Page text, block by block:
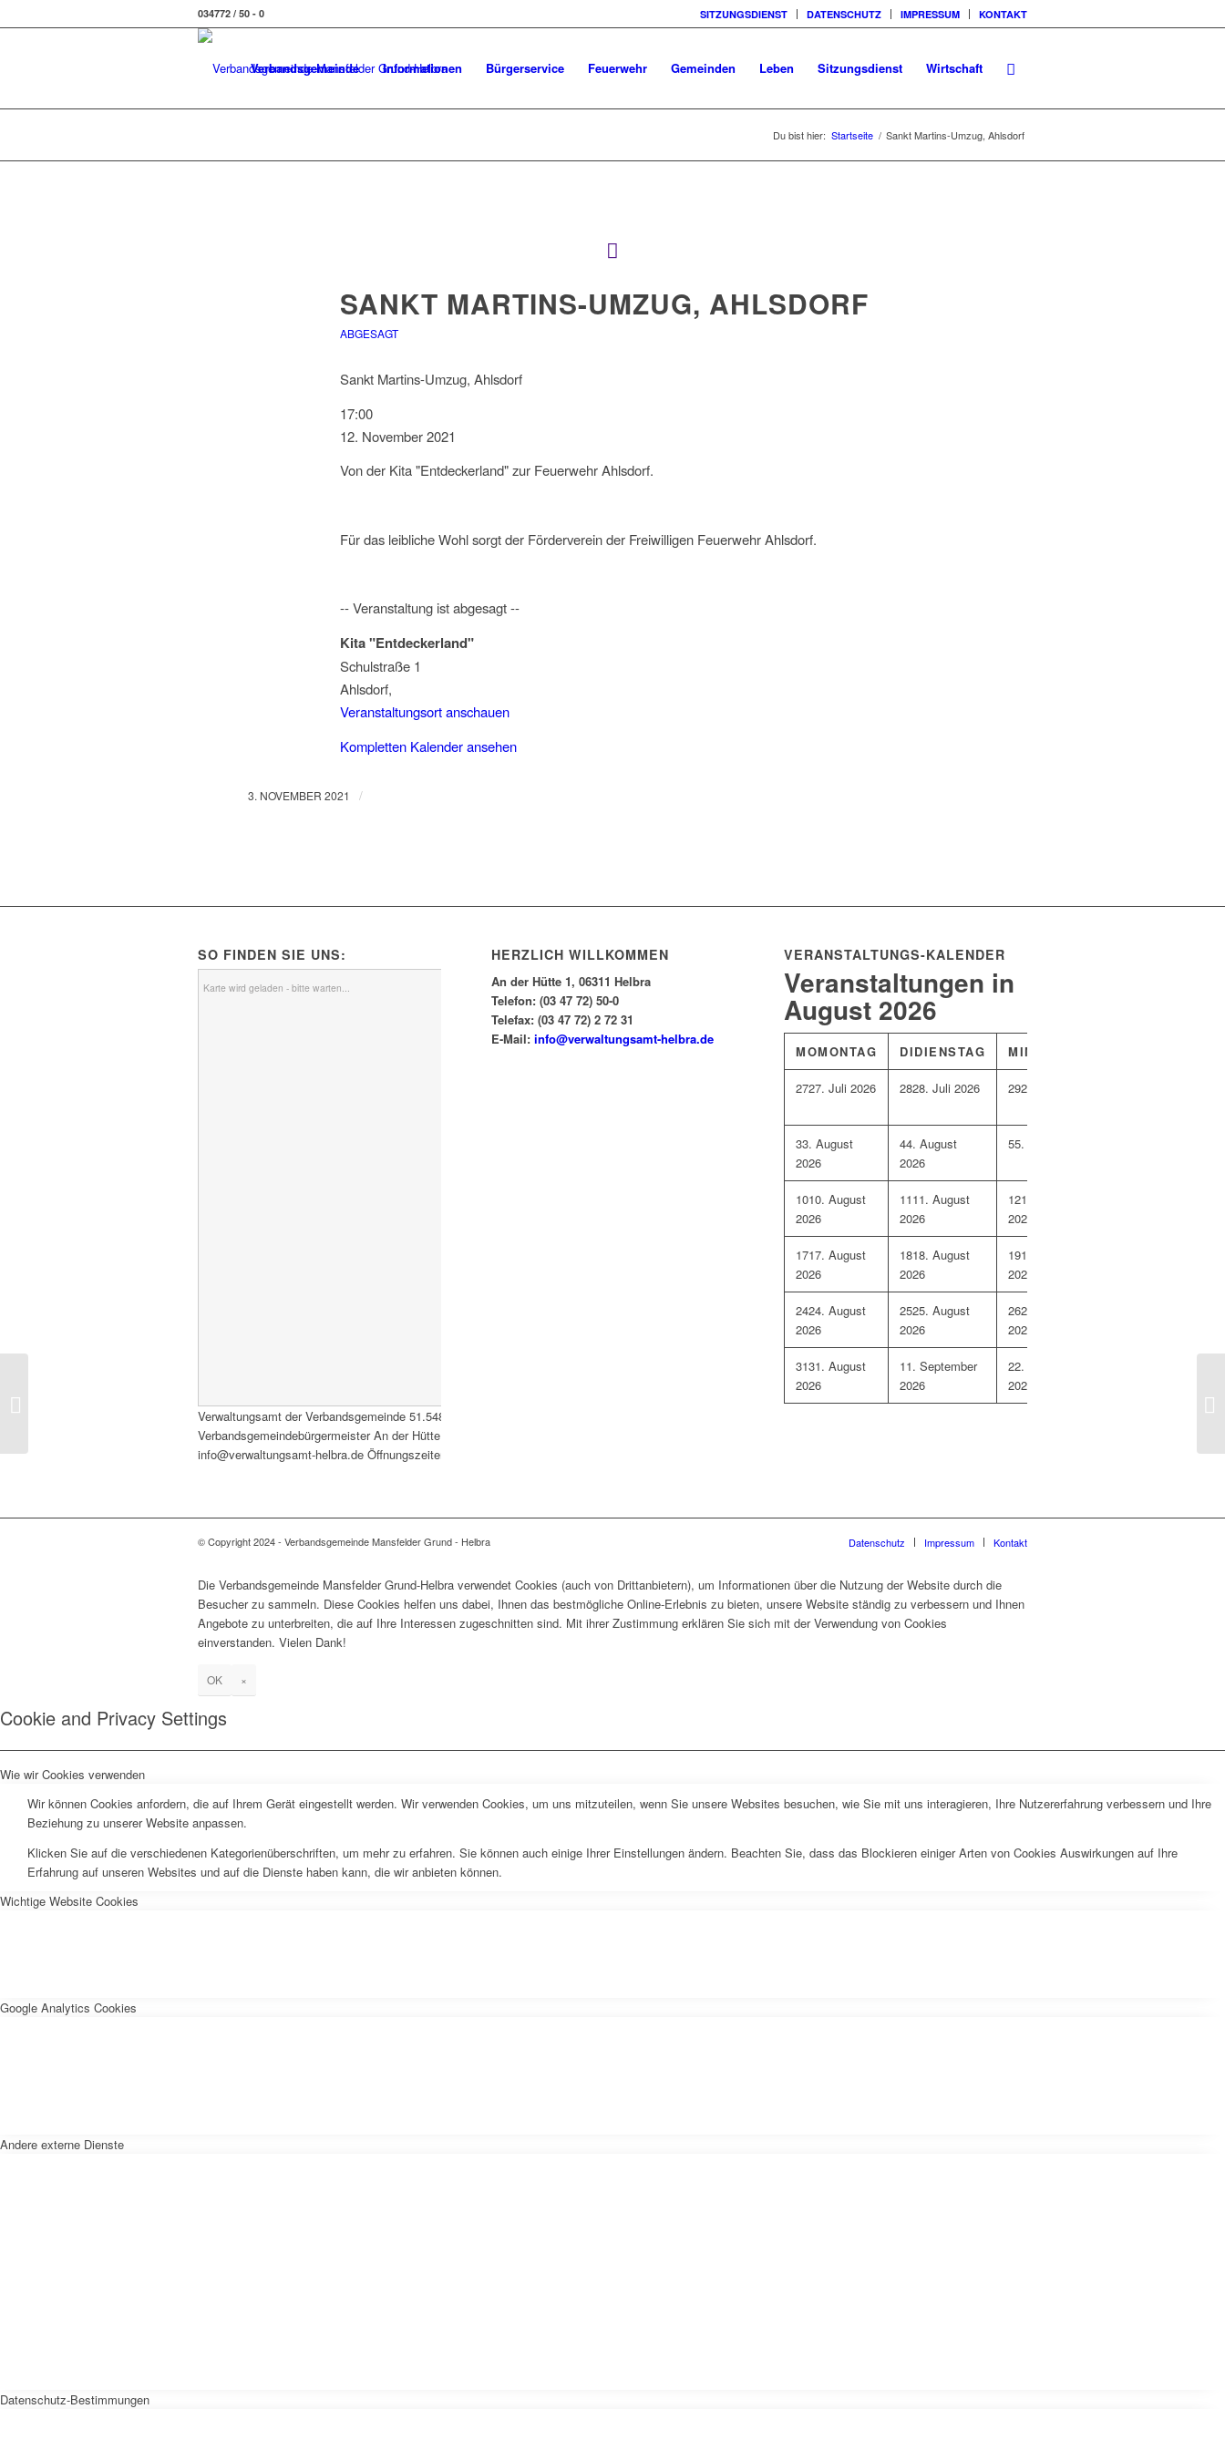
SITZUNGSDIENST DATENSCHUTZ IMPRESSUM KONTAKT
034772 / 50 - 0
Verbandsgemeinde Informationen Bürgerservice Feuerwehr Gemeinden Leben Sitzungsdienst Wirtschaft
Du bist hier: Startseite / Sankt Martins-Umzug, Ahlsdorf
SANKT MARTINS-UMZUG, AHLSDORF
ABGESAGT
Sankt Martins-Umzug, Ahlsdorf
17:00
12. November 2021
Von der Kita "Entdeckerland" zur Feuerwehr Ahlsdorf.
Für das leibliche Wohl sorgt der Förderverein der Freiwilligen Feuerwehr Ahlsdorf.
-- Veranstaltung ist abgesagt --
Kita "Entdeckerland"
Schulstraße 1
Ahlsdorf,
Veranstaltungsort anschauen
Kompletten Kalender ansehen
3. NOVEMBER 2021 /
SO FINDEN SIE UNS:
Karte wird geladen - bitte warten...
Verwaltungsamt der Verbandsgemeinde 51.548177
Verbandsgemeindebürgermeister An der Hütte 1 06311 Helbra Tel.: 034772/ 50-0 E-Mail:
info@verwaltungsamt-helbra.de Öffnungszeiten: Siehe Startseite
HERZLICH WILLKOMMEN
An der Hütte 1, 06311 Helbra
Telefon: (03 47 72) 50-0
Telefax: (03 47 72) 2 72 31
E-Mail: info@verwaltungsamt-helbra.de
VERANSTALTUNGS-KALENDER
Veranstaltungen in
August 2026
MOMONTAG DIDIENSTAG MIMITTWOCH
2727. Juli 2026 2828. Juli 2026 2929. Juli 2026
33. August
2026
44. August
2026
55. August 2026
1010. August
2026
1111. August
2026
1212. August
2026
1717. August
2026
1818. August
2026
1919. August
2026
2424. August
2026
2525. August
2026
2626. August
2026
3131. August
2026
11. September
2026
22. September
2026
© Copyright 2024 - Verbandsgemeinde Mansfelder Grund - Helbra Datenschutz Impressum Kontakt
Herbstkonzert, Klostermansfeld
Die Verbandsgemeinde Mansfelder Grund-Helbra verwendet Cookies (auch von Drittanbietern), um Informationen über die Nutzung der Website durch die
Besucher zu sammeln. Diese Cookies helfen uns dabei, Ihnen das bestmögliche Online-Erlebnis zu bieten, unsere Website ständig zu verbessern und Ihnen
Angebote zu unterbreiten, die auf Ihre Interessen zugeschnitten sind. Mit ihrer Zustimmung erklären Sie sich mit der Verwendung von Cookies
einverstanden. Vielen Dank!
OK ×
Cookie and Privacy Settings
Wie wir Cookies verwenden
Wir können Cookies anfordern, die auf Ihrem Gerät eingestellt werden. Wir verwenden Cookies, um uns mitzuteilen, wenn Sie unsere Websites besuchen, wie Sie mit uns interagieren, Ihre Nutzererfahrung verbessern und Ihre
Beziehung zu unserer Website anpassen.
Klicken Sie auf die verschiedenen Kategorienüberschriften, um mehr zu erfahren. Sie können auch einige Ihrer Einstellungen ändern. Beachten Sie, dass das Blockieren einiger Arten von Cookies Auswirkungen auf Ihre
Erfahrung auf unseren Websites und auf die Dienste haben kann, die wir anbieten können.
Wichtige Website Cookies
Google Analytics Cookies
Andere externe Dienste
Datenschutz-Bestimmungen